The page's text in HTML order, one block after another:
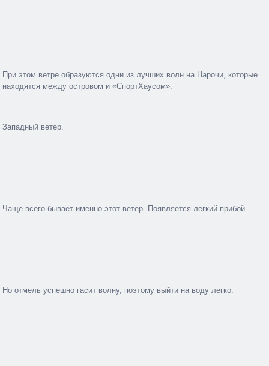
При этом ветре образуются одни из лучших волн на Нарочи, которые
находятся между островом и «СпортХаусом».
Западный ветер.
Чаще всего бывает именно этот ветер. Появляется легкий прибой.
Но отмель успешно гасит волну, поэтому выйти на воду легко.